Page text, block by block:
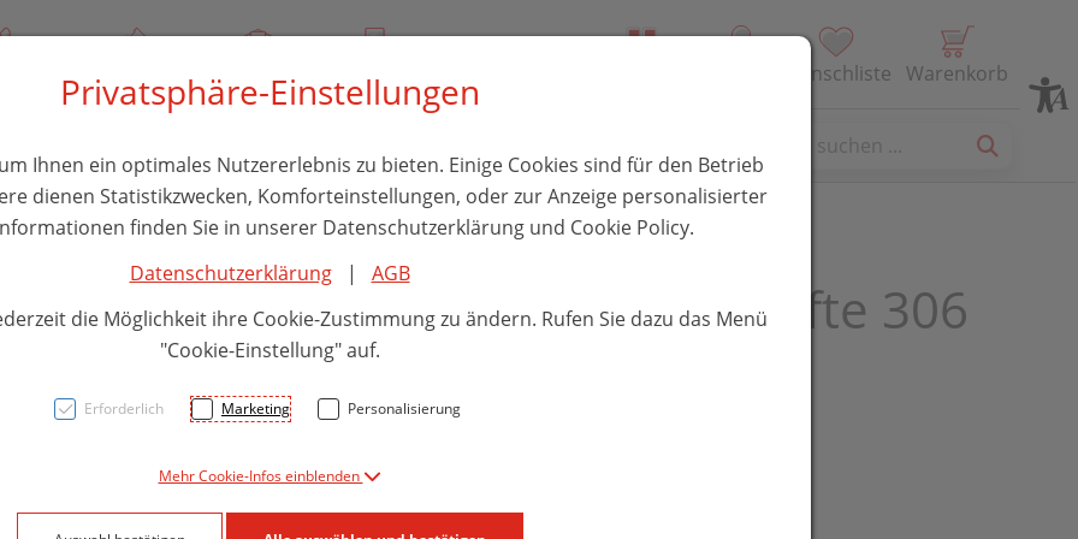
Über uns Rezept-Anfrage Service Wunschliste Warenkorb
Mavala Lippenstifte 306
Privatsphäre-Einstellungen
Ihnen ein optimales Nutzererlebnis zu bieten. Einige Cookies sind für den Betrieb
dienen Statistikzwecken, Komforteinstellungen, oder zur Anzeige personalisierter
finden Sie in unserer Datenschutzerklärung und Cookie Policy.
Datenschutzerklärung| AGB
die Möglichkeit ihre Cookie-Zustimmung zu ändern. Rufen Sie dazu das Menü
"Cookie-Einstellung" auf.
Erforderlich Marketing Personalisierung
Mehr Cookie-Infos einblenden